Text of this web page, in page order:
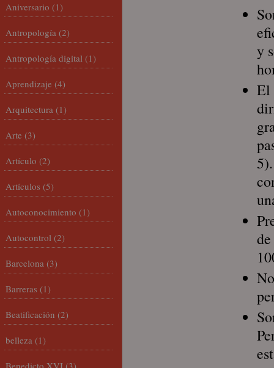
y
El
Aniversario (1)
Antropología (2)
Antropología digital (1)
Aprendizaje (4)
Arquitectura (1)
Arte (3)
Artículo (2)
Artículos (5)
Autoconocimiento (1)
Autocontrol (2)
Barcelona (3)
Barreras (1)
Beatificación (2)
belleza (1)
Benedicto XVI (3)